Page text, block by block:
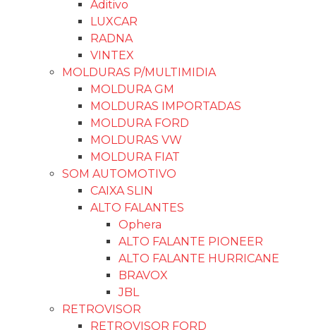
Aditivo
LUXCAR
RADNA
VINTEX
MOLDURAS P/MULTIMIDIA
MOLDURA GM
MOLDURAS IMPORTADAS
MOLDURA FORD
MOLDURAS VW
MOLDURA FIAT
SOM AUTOMOTIVO
CAIXA SLIN
ALTO FALANTES
Ophera
ALTO FALANTE PIONEER
ALTO FALANTE HURRICANE
BRAVOX
JBL
RETROVISOR
RETROVISOR FORD